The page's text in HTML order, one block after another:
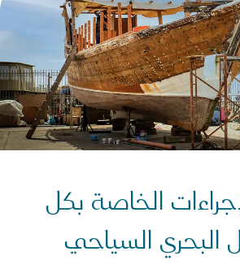
الخاصة بكل
البحري السياحي